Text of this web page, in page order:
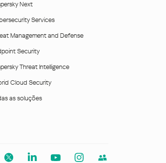
Next
Services
Management and Defense
Security
Threat Intelligence
Cloud Security
as soluções